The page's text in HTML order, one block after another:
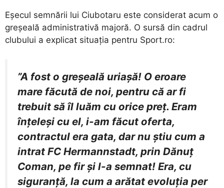
​Eșecul semnării lui Ciubotaru este considerat acum o
greșeală administrativă majoră. O sursă din cadrul
clubului a explicat situația pentru Sport.ro:
”A fost o greșeală uriașă! O eroare
mare făcută de noi, pentru că ar fi
trebuit să îl luăm cu orice preț. Eram
înțeleși cu el, i-am făcut oferta,
contractul era gata, dar nu știu cum a
intrat FC Hermannstadt, prin Dănuț
Coman, pe fir și l-a semnat! Era, cu
siguranță, la cum a arătat evoluția per